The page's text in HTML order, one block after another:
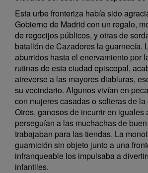
Esta urbe fronteriza había sido
Gobierno de Madrid con un regalo,
de regocijos públicos, y otras de
batallón de Cazadores la guarnecía.
aburridos hasta el enervamiento por
rutinas de esta ciudad episcopal,
atreverse a las mayores diabluras,
su vecindario. Algunos vivían en
con mujeres casadas o solteras de
Otros, ganosos de incurrir en iguales
perseguían a las muchachas de
trabajaban para las tiendas. La
guarnición sin objeto junto a una
infranqueable los impulsaba a
infantiles.